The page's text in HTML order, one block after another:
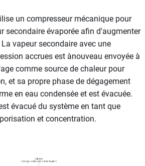
un compresseur mécanique pour
secondaire évaporée afin d'augmenter
vapeur secondaire avec une
accrues est ànouveau envoyée à
comme source de chaleur pour
et sa propre phase de dégagement
en eau condensée et est évacuée.
évacué du système en tant que
et concentration.